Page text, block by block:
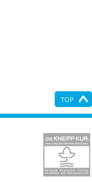
TOP